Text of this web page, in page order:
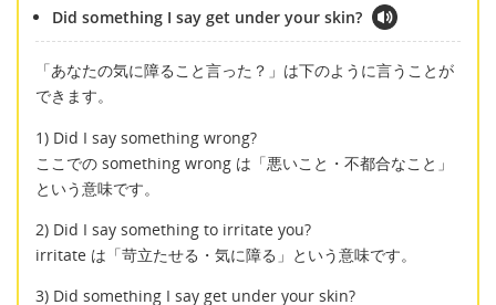
Did something I say get under your skin?
「あなたの気に障ること言った？」は下のように言うことが
できます。
1) Did I say something wrong?
ここでの something wrong は「悪いこと・不都合なこと」
という意味です。
2) Did I say something to irritate you?
irritate は「苛立たせる・気に障る」という意味です。
3) Did something I say get under your skin?